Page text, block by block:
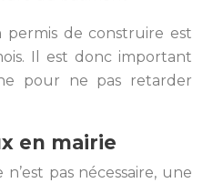
permis de construire est
Il est donc important
pour ne pas retarder
en mairie
pas nécessaire, une